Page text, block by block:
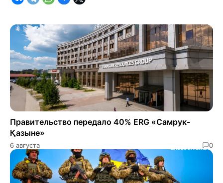
Правительство передало 40% ERG «Самрук-
Қазыне»
6 августа 0